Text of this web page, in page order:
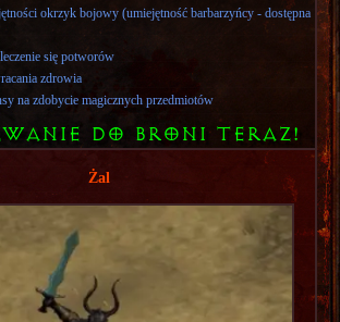
okrzyk bojowy (umiejętność barbarzyńcy - dostępna
się potworów
zdrowia
na zdobycie magicznych przedmiotów
DO BRONI TERAZ!
Żal